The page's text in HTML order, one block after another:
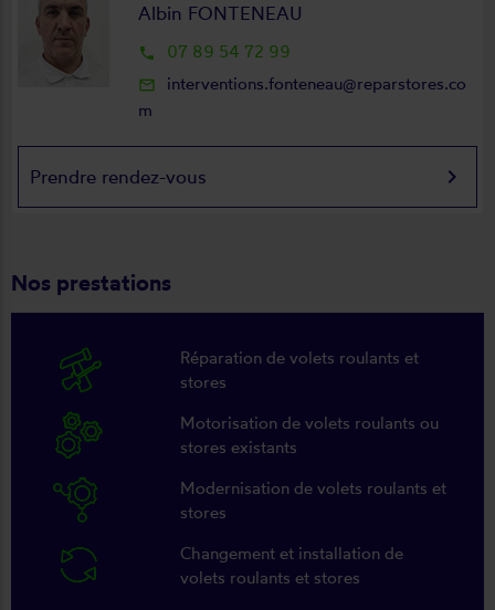
Albin FONTENEAU
local_phone 07 89 54 72 99
mail_outline
interventions.fonteneau@reparstores.co
m
Prendre rendez-vous keyboard_arrow_right
Nos prestations
Réparation de volets roulants et
stores
Motorisation de volets roulants ou
stores existants
Modernisation de volets roulants et
stores
Changement et installation de
volets roulants et stores